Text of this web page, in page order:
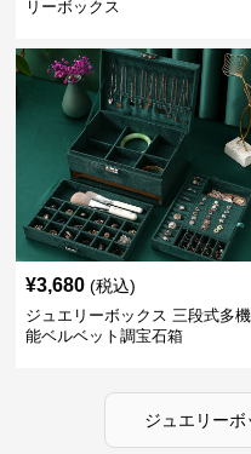
リーボックス
¥3,680 (税込)
ジュエリーボックス 三段式多機
能ベルベット調宝石箱
ジュエリーボ